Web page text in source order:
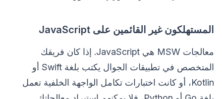
المستهلكون غير القائمين على JavaScript
معالجات MSW هي JavaScript. إذا كان فريقك
المتخصص في تطبيقات الجوال يكتب بلغة Swift أو
Kotlin، أو كانت اختبارات تكامل الواجهة الخلفية تعمل